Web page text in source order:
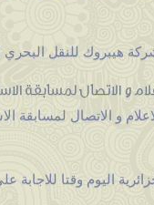
هيبروك للنقل البحري